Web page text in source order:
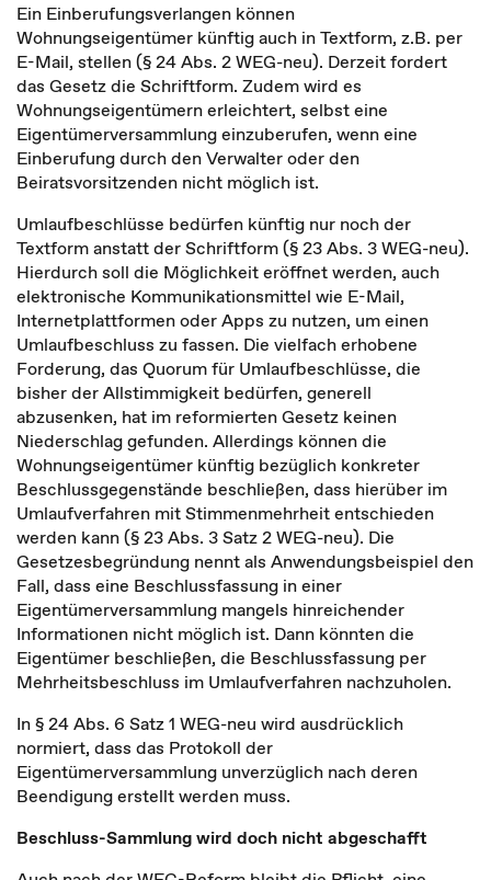
Ein Einberufungsverlangen können
Wohnungseigentümer künftig auch in Textform, z.B. per
E-Mail, stellen (§ 24 Abs. 2 WEG-neu). Derzeit fordert
das Gesetz die Schriftform. Zudem wird es
Wohnungseigentümern erleichtert, selbst eine
Eigentümerversammlung einzuberufen, wenn eine
Einberufung durch den Verwalter oder den
Beiratsvorsitzenden nicht möglich ist.
Umlaufbeschlüsse bedürfen künftig nur noch der
Textform anstatt der Schriftform (§ 23 Abs. 3 WEG-neu).
Hierdurch soll die Möglichkeit eröffnet werden, auch
elektronische Kommunikationsmittel wie E-Mail,
Internetplattformen oder Apps zu nutzen, um einen
Umlaufbeschluss zu fassen. Die vielfach erhobene
Forderung, das Quorum für Umlaufbeschlüsse, die
bisher der Allstimmigkeit bedürfen, generell
abzusenken, hat im reformierten Gesetz keinen
Niederschlag gefunden. Allerdings können die
Wohnungseigentümer künftig bezüglich konkreter
Beschlussgegenstände beschließen, dass hierüber im
Umlaufverfahren mit Stimmenmehrheit entschieden
werden kann (§ 23 Abs. 3 Satz 2 WEG-neu). Die
Gesetzesbegründung nennt als Anwendungsbeispiel den
Fall, dass eine Beschlussfassung in einer
Eigentümerversammlung mangels hinreichender
Informationen nicht möglich ist. Dann könnten die
Eigentümer beschließen, die Beschlussfassung per
Mehrheitsbeschluss im Umlaufverfahren nachzuholen.
In § 24 Abs. 6 Satz 1 WEG-neu wird ausdrücklich
normiert, dass das Protokoll der
Eigentümerversammlung unverzüglich nach deren
Beendigung erstellt werden muss.
Beschluss-Sammlung wird doch nicht abgeschafft